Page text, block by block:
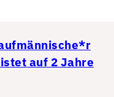
auf 2 Jahre